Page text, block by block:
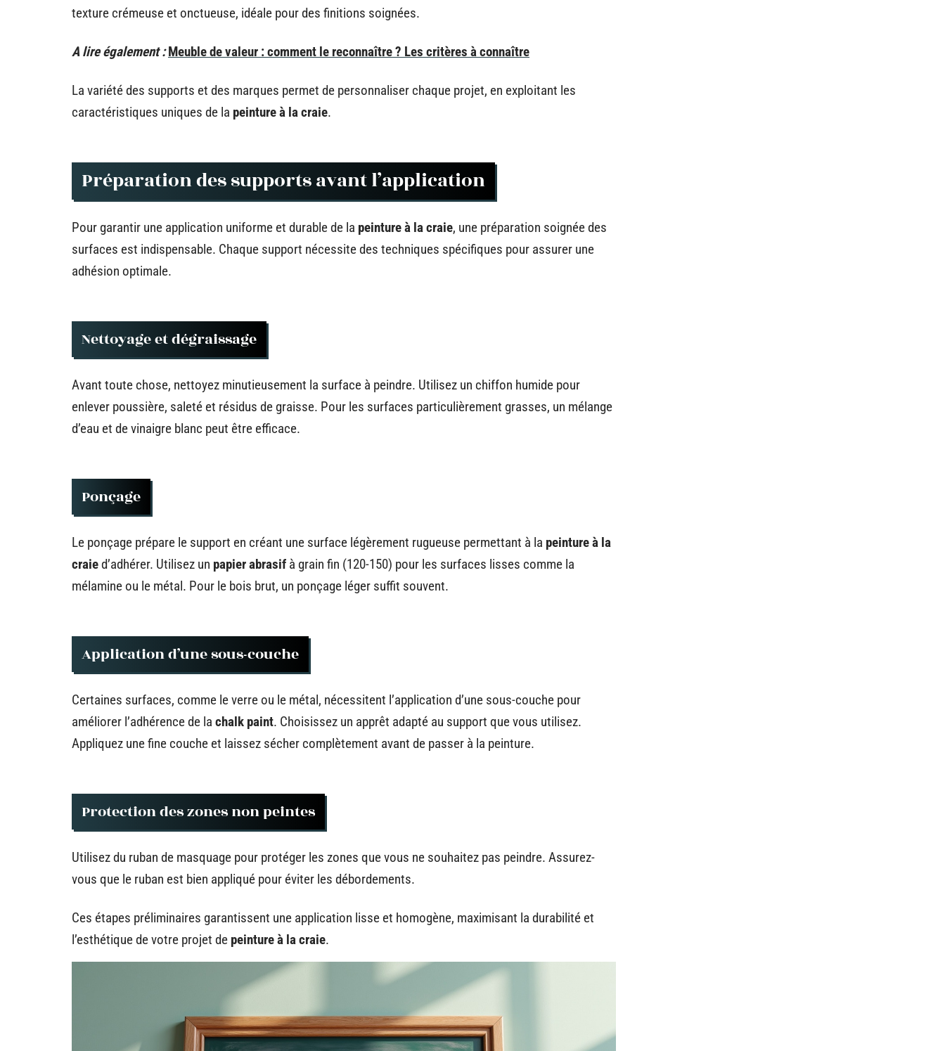
texture crémeuse et onctueuse, idéale pour des finitions soignées.
A lire également : Meuble de valeur : comment le reconnaître ? Les critères à connaître
La variété des supports et des marques permet de personnaliser chaque projet, en exploitant les
caractéristiques uniques de la peinture à la craie.
Préparation des supports avant l’application
Pour garantir une application uniforme et durable de la peinture à la craie, une préparation soignée des
surfaces est indispensable. Chaque support nécessite des techniques spécifiques pour assurer une
adhésion optimale.
Nettoyage et dégraissage
Avant toute chose, nettoyez minutieusement la surface à peindre. Utilisez un chiffon humide pour
enlever poussière, saleté et résidus de graisse. Pour les surfaces particulièrement grasses, un mélange
d’eau et de vinaigre blanc peut être efficace.
Ponçage
Le ponçage prépare le support en créant une surface légèrement rugueuse permettant à la peinture à la
craied’adhérer. Utilisez un papier abrasif à grain fin (120-150) pour les surfaces lisses comme la
mélamine ou le métal. Pour le bois brut, un ponçage léger suffit souvent.
Application d’une sous-couche
Certaines surfaces, comme le verre ou le métal, nécessitent l’application d’une sous-couche pour
améliorer l’adhérence de la chalk paint. Choisissez un apprêt adapté au support que vous utilisez.
Appliquez une fine couche et laissez sécher complètement avant de passer à la peinture.
Protection des zones non peintes
Utilisez du ruban de masquage pour protéger les zones que vous ne souhaitez pas peindre. Assurez-
vous que le ruban est bien appliqué pour éviter les débordements.
Ces étapes préliminaires garantissent une application lisse et homogène, maximisant la durabilité et
l’esthétique de votre projet de peinture à la craie.